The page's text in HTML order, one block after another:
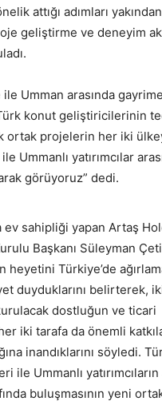
attığı adımları
geliştirme ve deneyim
Umman arasında
konut geliştiricilerinin
ortak projelerin her iki
Ummanlı yatırımcılar
görüyoruz” dedi.
ev sahipliği yapan Artaş
Başkanı Süleyman
heyetini Türkiye’de
duyduklarını belirterek,
dostluğun ve ticari
iki tarafa da önemli
inandıklarını söyledi.
ile Ummanlı yatırımcıların
buluşmasının yeni